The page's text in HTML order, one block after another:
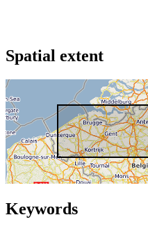
Spatial extent
Keywords